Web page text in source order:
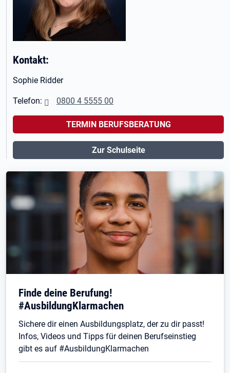
Kontakt:
Sophie Ridder
Telefon: 0800 4 5555 00
TERMIN BERUFSBERATUNG
Zur Schulseite
Finde deine Berufung!
#AusbildungKlarmachen
Sichere dir einen Ausbildungsplatz, der zu dir passt!
Infos, Videos und Tipps für deinen Berufseinstieg
gibt es auf #AusbildungKlarmachen